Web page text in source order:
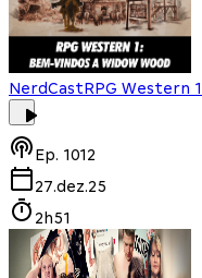
NerdCastRPG Western
Ep. 1012
27.dez.25
2h51